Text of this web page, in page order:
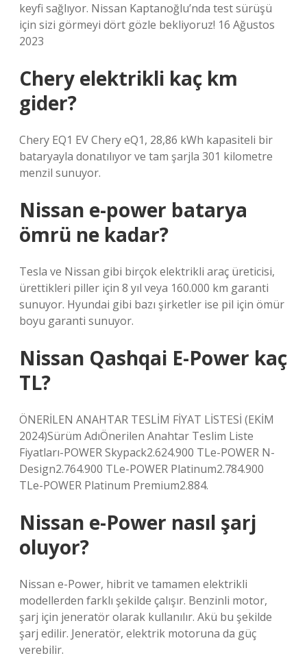
keyfi sağlıyor. Nissan Kaptanoğlu’nda test sürüşü
için sizi görmeyi dört gözle bekliyoruz! 16 Ağustos
2023
Chery elektrikli kaç km
gider?
Chery EQ1 EV Chery eQ1, 28,86 kWh kapasiteli bir
bataryayla donatılıyor ve tam şarjla 301 kilometre
menzil sunuyor.
Nissan e-power batarya
ömrü ne kadar?
Tesla ve Nissan gibi birçok elektrikli araç üreticisi,
ürettikleri piller için 8 yıl veya 160.000 km garanti
sunuyor. Hyundai gibi bazı şirketler ise pil için ömür
boyu garanti sunuyor.
Nissan Qashqai E-Power kaç
TL?
ÖNERİLEN ANAHTAR TESLİM FİYAT LİSTESİ (EKİM
2024)Sürüm AdıÖnerilen Anahtar Teslim Liste
Fiyatları-POWER Skypack2.624.900 TLe-POWER N-
Design2.764.900 TLe-POWER Platinum2.784.900
TLe-POWER Platinum Premium2.884.
Nissan e-Power nasıl şarj
oluyor?
Nissan e-Power, hibrit ve tamamen elektrikli
modellerden farklı şekilde çalışır. Benzinli motor,
şarj için jeneratör olarak kullanılır. Akü bu şekilde
şarj edilir. Jeneratör, elektrik motoruna da güç
verebilir.